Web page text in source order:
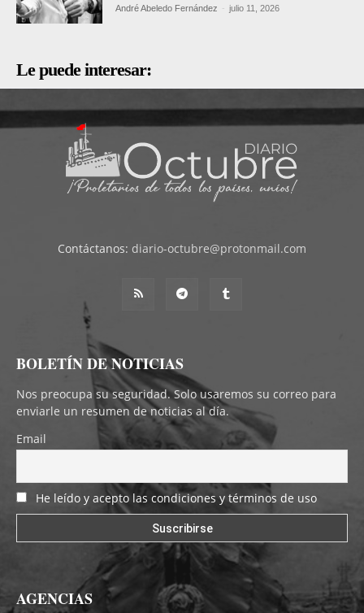
André Abeledo Fernández - julio 11, 2026
Le puede interesar:
Contáctanos: diario-octubre@protonmail.com
BOLETÍN DE NOTICIAS
Nos preocupa su seguridad. Solo usaremos su correo para
enviarle un resumen de noticias al día.
Email
He leído y acepto las condiciones y términos de uso
AGENCIAS